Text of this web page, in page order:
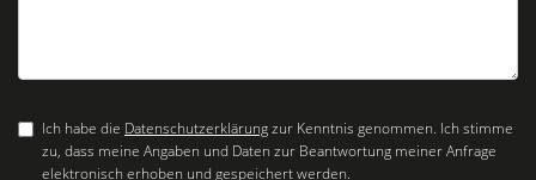
Ich habe die Datenschutzerklärungzur Kenntnis genommen. Ich stimme
zu, dass meine Angaben und Daten zur Beantwortung meiner Anfrage
elektronisch erhoben und gespeichert werden.